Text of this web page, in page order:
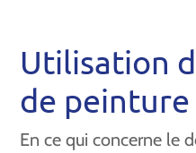
Utilisation
de peinture
En ce qui concerne le